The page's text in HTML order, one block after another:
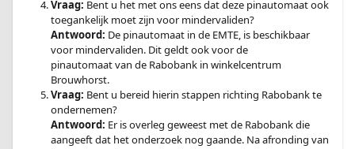
Vraag: Bent u het met ons eens dat deze pinautomaat ook
toegankelijk moet zijn voor mindervaliden?
Antwoord: De pinautomaat in de EMTE, is beschikbaar
voor mindervaliden. Dit geldt ook voor de
pinautomaat van de Rabobank in winkelcentrum
Brouwhorst.
Vraag: Bent u bereid hierin stappen richting Rabobank te
ondernemen?
Antwoord: Er is overleg geweest met de Rabobank die
aangeeft dat het onderzoek nog gaande. Na afronding van